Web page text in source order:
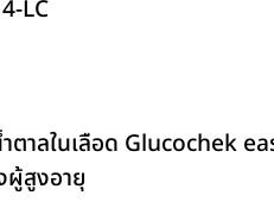
LC
ำตาลในเลือด Glucochek
สูงอายุ